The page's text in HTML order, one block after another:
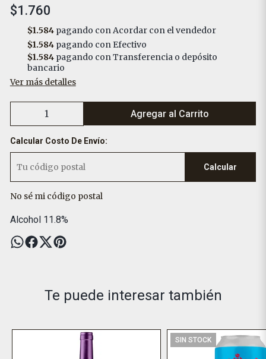
$1.760
$1.584pagando con Acordar con el vendedor
$1.584pagando con Efectivo
$1.584pagando con Transferencia o depósito
bancario
Ver más detalles
Agregar al Carrito
Calcular Costo De Envío:
Calcular
No sé mi código postal
Alcohol 11.8%
Te puede interesar también
SIN STOCK